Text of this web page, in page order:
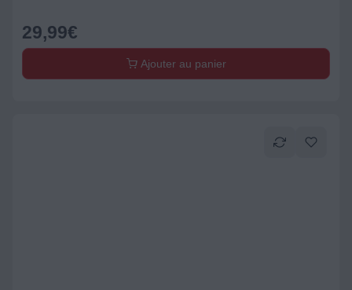
29,99€
Ajouter au panier